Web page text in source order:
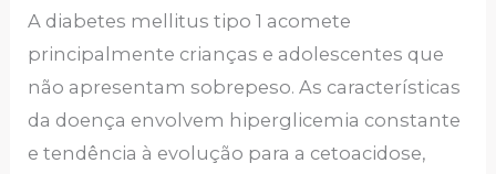
A diabetes mellitus tipo 1 acomete
principalmente crianças e adolescentes que
não apresentam sobrepeso. As características
da doença envolvem hiperglicemia constante
e tendência à evolução para a cetoacidose,